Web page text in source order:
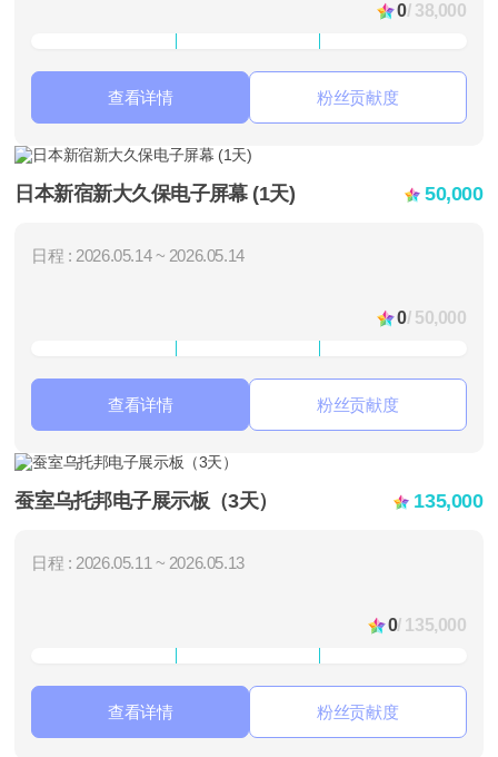
0/ 38,000
查看详情 粉丝贡献度
日本新宿新大久保电子屏幕 (1天) 50,000
日程 : 2026.05.14 ~ 2026.05.14
0/ 50,000
查看详情 粉丝贡献度
蚕室乌托邦电子展示板（3天） 135,000
日程 : 2026.05.11 ~ 2026.05.13
0/ 135,000
查看详情 粉丝贡献度